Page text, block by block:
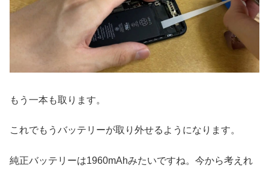
もう一本も取ります。
これでもうバッテリーが取り外せるようになります。
純正バッテリーは1960mAhみたいですね。今から考えれ